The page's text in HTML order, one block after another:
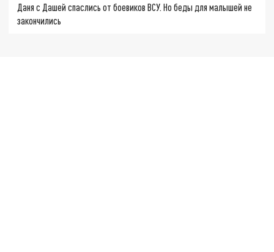
Даня с Дашей спаслись от боевиков ВСУ. Но беды для малышей не
закончились